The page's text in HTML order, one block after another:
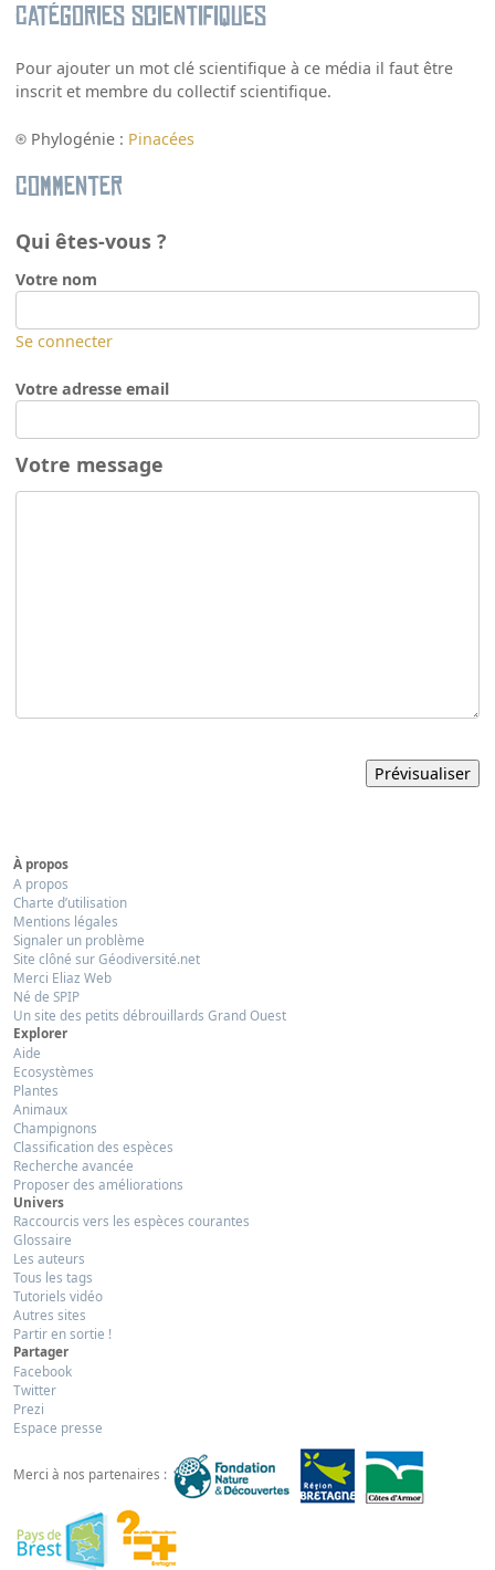
Catégories scientifiques
Pour ajouter un mot clé scientifique à ce média il faut être
inscrit et membre du collectif scientifique.
Phylogénie : Pinacées
Commenter
Qui êtes-vous ?
Votre nom
Se connecter
Votre adresse email
Votre message
À propos
A propos
Charte d’utilisation
Mentions légales
Signaler un problème
Site clôné sur Géodiversité.net
Merci Eliaz Web
Né de SPIP
Un site des petits débrouillards Grand Ouest
Explorer
Aide
Ecosystèmes
Plantes
Animaux
Champignons
Classification des espèces
Recherche avancée
Proposer des améliorations
Univers
Raccourcis vers les espèces courantes
Glossaire
Les auteurs
Tous les tags
Tutoriels vidéo
Autres sites
Partir en sortie !
Partager
Facebook
Twitter
Prezi
Espace presse
Merci à nos partenaires :